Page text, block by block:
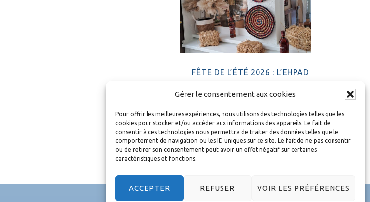
Gérer le consentement aux cookies
Pour offrir les meilleures expériences, nous utilisons des technologies telles que les
cookies pour stocker et/ou accéder aux informations des appareils. Le fait de
consentir à ces technologies nous permettra de traiter des données telles que le
comportement de navigation ou les ID uniques sur ce site. Le fait de ne pas consentir
ou de retirer son consentement peut avoir un effet négatif sur certaines
caractéristiques et fonctions.
ACCEPTER REFUSER VOIR LES PRÉFÉRENCES
FÊTE DE L’ÉTÉ 2026 : L’EHPAD
L’OUEST
Rechercher
dans
ce
site